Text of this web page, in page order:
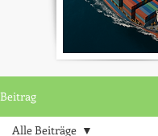
Beitrag
Alle Beiträge